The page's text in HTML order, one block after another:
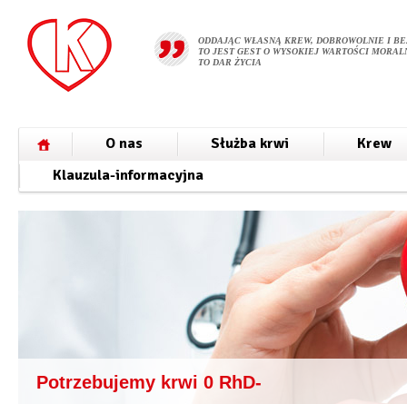
ODDAJĄC WŁASNĄ KREW, DOBROWOLNIE I
TO JEST GEST O WYSOKIEJ WARTOŚCI
TO DAR ŻYCIA
O nas Służba krwi
Krew
Klauzula-informacyjna
Potrzebujemy krwi 0 RhD-
Potrzebujemy krwi AB RhD-